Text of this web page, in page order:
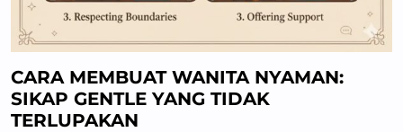
CARA MEMBUAT WANITA NYAMAN:
SIKAP GENTLE YANG TIDAK
TERLUPAKAN